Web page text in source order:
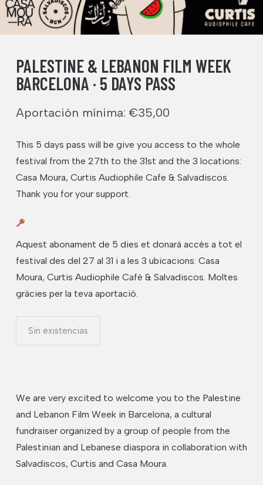
PALESTINE & LEBANON FILM WEEK
BARCELONA · 5 DAYS PASS
Aportación mínima: €35,00
This 5 days pass will be give you access to the whole
festival from the 27th to the 31st and the 3 locations:
Casa Moura, Curtis Audiophile Cafe & Salvadiscos.
Thank you for your support.
Aquest abonament de 5 dies et donarà accés a tot el
festival des del 27 al 31 i a les 3 ubicacions: Casa
Moura, Curtis Audiophile Cafè & Salvadiscos. Moltes
gràcies per la teva aportació.
Sin existencias
We are very excited to welcome you to the Palestine
and Lebanon Film Week in Barcelona, a cultural
fundraiser organized by a group of people from the
Palestinian and Lebanese diaspora ​​in collaboration with
Salvadiscos, Curtis and Casa Moura.